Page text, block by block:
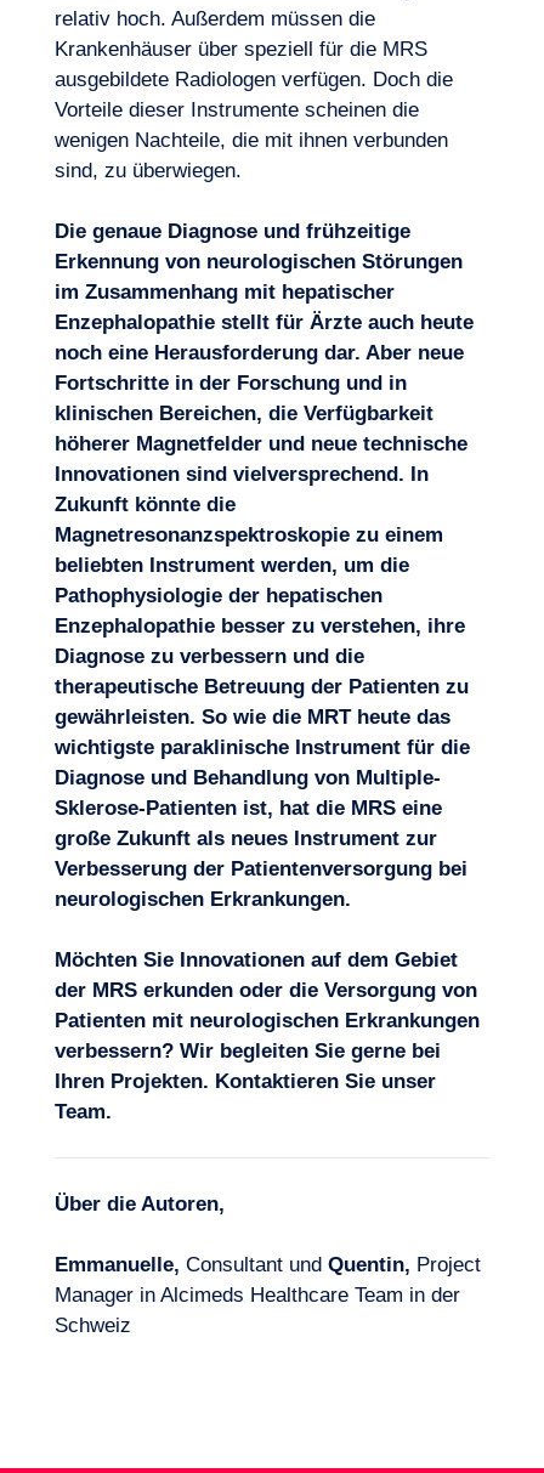
relativ hoch. Außerdem müssen die
Krankenhäuser über speziell für die MRS
ausgebildete Radiologen verfügen. Doch die
Vorteile dieser Instrumente scheinen die
wenigen Nachteile, die mit ihnen verbunden
sind, zu überwiegen.
Die genaue Diagnose und frühzeitige
Erkennung von neurologischen Störungen
im Zusammenhang mit hepatischer
Enzephalopathie stellt für Ärzte auch heute
noch eine Herausforderung dar. Aber neue
Fortschritte in der Forschung und in
klinischen Bereichen, die Verfügbarkeit
höherer Magnetfelder und neue technische
Innovationen sind vielversprechend. In
Zukunft könnte die
Magnetresonanzspektroskopie zu einem
beliebten Instrument werden, um die
Pathophysiologie der hepatischen
Enzephalopathie besser zu verstehen, ihre
Diagnose zu verbessern und die
therapeutische Betreuung der Patienten zu
gewährleisten. So wie die MRT heute das
wichtigste paraklinische Instrument für die
Diagnose und Behandlung von Multiple-
Sklerose-Patienten ist, hat die MRS eine
große Zukunft als neues Instrument zur
Verbesserung der Patientenversorgung bei
neurologischen Erkrankungen.
Möchten Sie Innovationen auf dem Gebiet
der MRS erkunden oder die Versorgung von
Patienten mit neurologischen Erkrankungen
verbessern? Wir begleiten Sie gerne bei
Ihren Projekten. Kontaktieren Sie unser
Team.
Über die Autoren,
Emmanuelle, Consultant und Quentin, Project
Manager in Alcimeds Healthcare Team in der
Schweiz